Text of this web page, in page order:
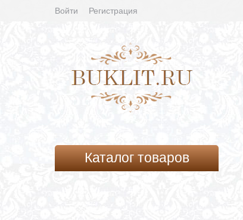
Войти Регистрация
Каталог товаров